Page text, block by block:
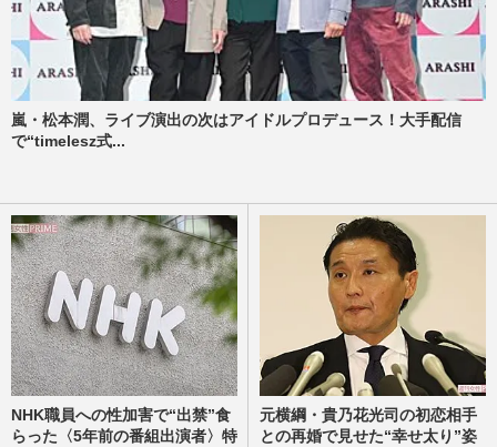
嵐・松本潤、ライブ演出の次はアイドルプロデュース！大手配信
で“timelesz式...
NHK職員への性加害で“出禁”食
らった〈5年前の番組出演者〉特
元横綱・貴乃花光司の初恋相手
との再婚で見せた“幸せ太り”姿